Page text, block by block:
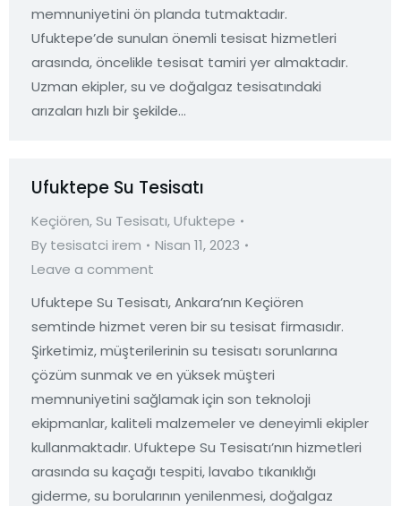
memnuniyetini ön planda tutmaktadır.
Ufuktepe’de sunulan önemli tesisat hizmetleri
arasında, öncelikle tesisat tamiri yer almaktadır.
Uzman ekipler, su ve doğalgaz tesisatındaki
arızaları hızlı bir şekilde…
Ufuktepe Su Tesisatı
Keçiören,Su Tesisatı,Ufuktepe
By tesisatci irem
Nisan 11, 2023
Leave a comment
Ufuktepe Su Tesisatı, Ankara’nın Keçiören
semtinde hizmet veren bir su tesisat firmasıdır.
Şirketimiz, müşterilerinin su tesisatı sorunlarına
çözüm sunmak ve en yüksek müşteri
memnuniyetini sağlamak için son teknoloji
ekipmanlar, kaliteli malzemeler ve deneyimli ekipler
kullanmaktadır. Ufuktepe Su Tesisatı’nın hizmetleri
arasında su kaçağı tespiti, lavabo tıkanıklığı
giderme, su borularının yenilenmesi, doğalgaz